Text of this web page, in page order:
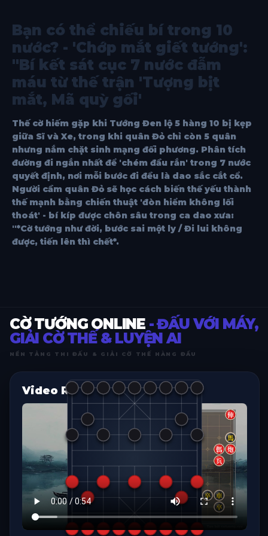
Bạn có thể chiếu bí trong 10
nước? - 'Chớp mắt giết tướng':
"Bí kết sát cục 7 nước đẫm
máu từ thế trận 'Tượng bịt
mắt, Mã quỳ gối'
Thế cờ hiếm gặp khi Tướng Đen lộ 5 hàng 10 bị kẹp
giữa Sĩ và Xe, trong khi quân Đỏ chỉ còn 5 quân
nhưng nắm chặt sinh mạng đối phương. Phân tích
đường đi ngắn nhất để 'chém đầu rắn' trong 7 nước
quyết định, nơi mỗi bước đi đều là dao sắc cắt cổ.
Người cầm quân Đỏ sẽ học cách biến thế yếu thành
thế mạnh bằng chiến thuật 'đòn hiểm không lối
thoát' - bí kíp được chôn sâu trong ca dao xưa:
"*Cờ tướng như đời, bước sai một ly / Đi lui không
được, tiến lên thì chết*.
CỜ TƯỚNG ONLINE - ĐẤU VỚI MÁY,
GIẢI CỜ THẾ & LUYỆN AI
NỀN TẢNG THI ĐẤU & GIẢI CỜ THẾ HÀNG ĐẦU
Video Replay